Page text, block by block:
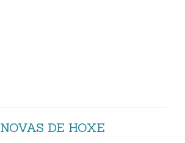
NOVAS DE HOXE